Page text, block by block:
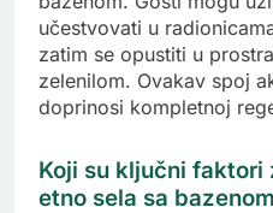
učestvovati u
zatim se opustiti u
zelenilom. Ovakav spoj
doprinosi kompletnoj
Koji su ključni faktori
etno sela sa